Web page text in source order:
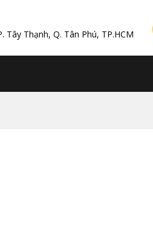
Tây Thạnh, Q. Tân Phú, TP.HCM